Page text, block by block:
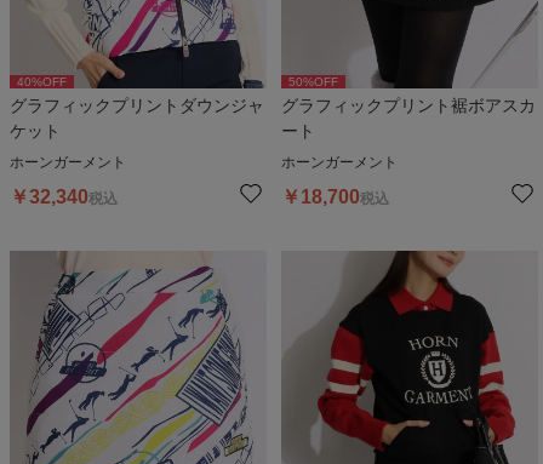
40%OFF
グラフィックプリントダウンジャ
ケット
ホーンガーメント
￥32,340税込
50%OFF
グラフィックプリント裾ボアスカ
ート
ホーンガーメント
￥ 18,700税込